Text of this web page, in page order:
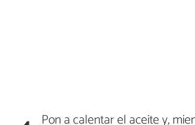
Pon a calentar el aceite y,